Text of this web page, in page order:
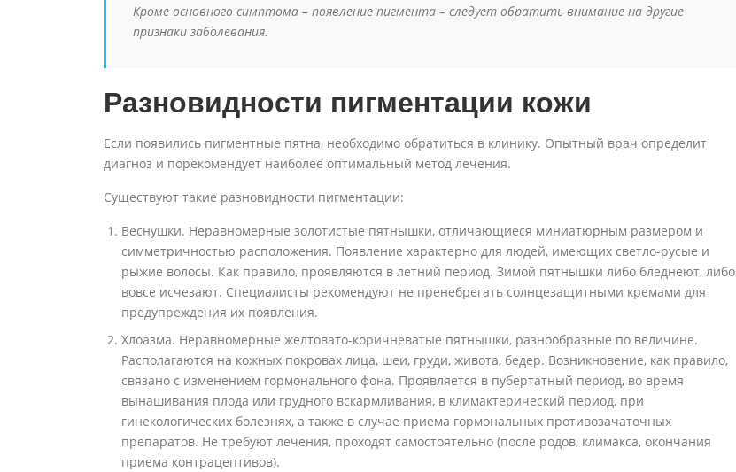
Кроме основного симптома – появление пигмента – следует обратить внимание на другие
признаки заболевания.
Разновидности пигментации кожи
Если появились пигментные пятна, необходимо обратиться в клинику. Опытный врач определит
диагноз и порекомендует наиболее оптимальный метод лечения.
Существуют такие разновидности пигментации:
Веснушки. Неравномерные золотистые пятнышки, отличающиеся миниатюрным размером и
симметричностью расположения. Появление характерно для людей, имеющих светло-русые и
рыжие волосы. Как правило, проявляются в летний период. Зимой пятнышки либо бледнеют, либо
вовсе исчезают. Специалисты рекомендуют не пренебрегать солнцезащитными кремами для
предупреждения их появления.
Хлоазма. Неравномерные желтовато-коричневатые пятнышки, разнообразные по величине.
Располагаются на кожных покровах лица, шеи, груди, живота, бедер. Возникновение, как правило,
связано с изменением гормонального фона. Проявляется в пубертатный период, во время
вынашивания плода или грудного вскармливания, в климактерический период, при
гинекологических болезнях, а также в случае приема гормональных противозачаточных
препаратов. Не требуют лечения, проходят самостоятельно (после родов, климакса, окончания
приема контрацептивов).